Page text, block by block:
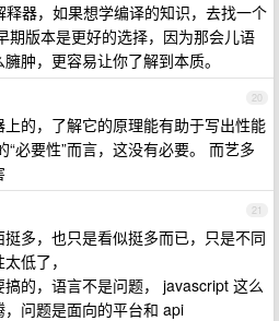
器，如果想学编译的知识，去找一个
期版本是更好的选择，因为那会儿语
肿，更容易让你了解到本质。
20
的，了解它的原理能有助于写出性能
“必要性”而言，这没有必要。 而艺多
21
多，也只是看似挺多而已，只是不同
低了，
的，语言不是问题， javascript 这么
问题是面向的平台和 api